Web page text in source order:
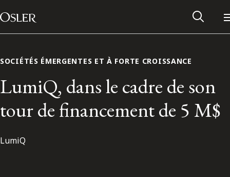
Passer au contenu
Main Navigation
SOCIÉTÉS ÉMERGENTES ET À FORTE CROISSANCE
LumiQ, dans le cadre de son
tour de financement de 5 M$
LumiQ